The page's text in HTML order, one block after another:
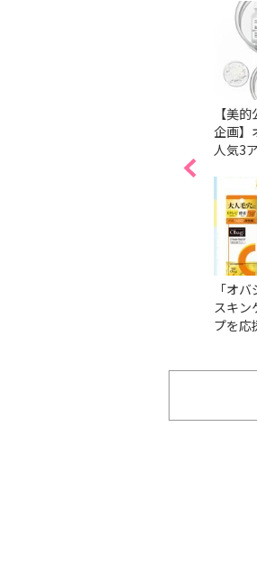
プレゼント！【『美的』
【美
企画】
人気3
「オ
スキン
プを応
レゼン